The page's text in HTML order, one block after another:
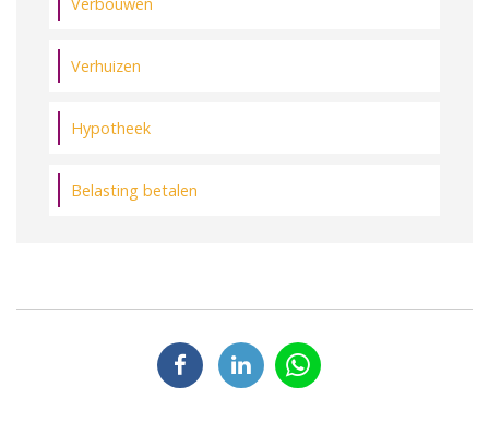
Verhuizen
Hypotheek
Belasting betalen